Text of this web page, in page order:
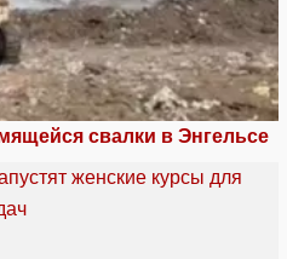
свалки в Энгельсе